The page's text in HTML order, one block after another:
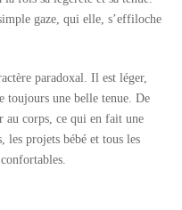
gaze, qui elle, s’effiloche
paradoxal. Il est léger,
toujours une belle tenue. De
au corps, ce qui en fait une
les projets bébé et tous les